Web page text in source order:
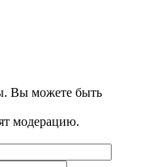
Вы можете быть
модерацию.